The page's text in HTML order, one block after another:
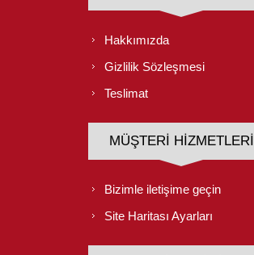
Hakkımızda
Gizlilik Sözleşmesi
Teslimat
MÜŞTERI HIZMETLERI
Bizimle iletişime geçin
Site Haritası Ayarları